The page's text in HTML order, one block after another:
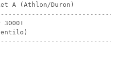
A (Athlon/Duron)
3000+
ventilo)